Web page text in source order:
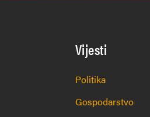
Vijesti
Politika
Gospodarstvo